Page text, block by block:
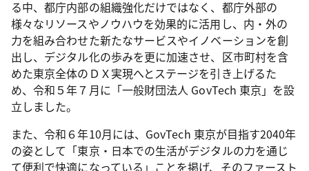
る中、都庁内部の組織強化だけではなく、都庁外部の
様々なリソースやノウハウを効果的に活用し、内・外の
力を組み合わせた新たなサービスやイノベーションを創
出し、デジタル化の歩みを更に加速させ、区市町村を含
めた東京全体のＤＸ実現へとステージを引き上げるた
め、令和５年７月に「一般財団法人 GovTech 東京」を設
立しました。
また、令和６年10月には、GovTech 東京が目指す2040年
の姿として「東京・日本での生活がデジタルの力を通じ
て便利で快適になっている」ことを掲げ、そのファースト